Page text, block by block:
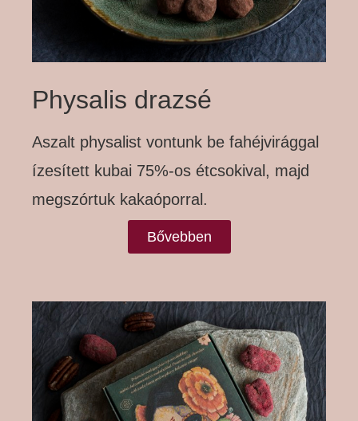
Physalis drazsé
Aszalt physalist vontunk be fahéjvirággal
ízesített kubai 75%-os étcsokival, majd
megszórtuk kakaóporral.
Bővebben